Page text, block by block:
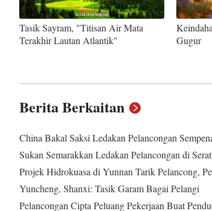
Tasik Sayram, "Titisan Air Mata
Terakhir Lautan Atlantik"
Gugur
Berita Berkaitan
China Bakal Saksi Ledakan Pelancongan
Sukan Semarakkan Ledakan Pelancongan di
Projek Hidrokuasa di Yunnan Tarik Pelancong,
Yuncheng, Shanxi: Tasik Garam Bagai Pelangi
Pelancongan Cipta Peluang Pekerjaan Buat